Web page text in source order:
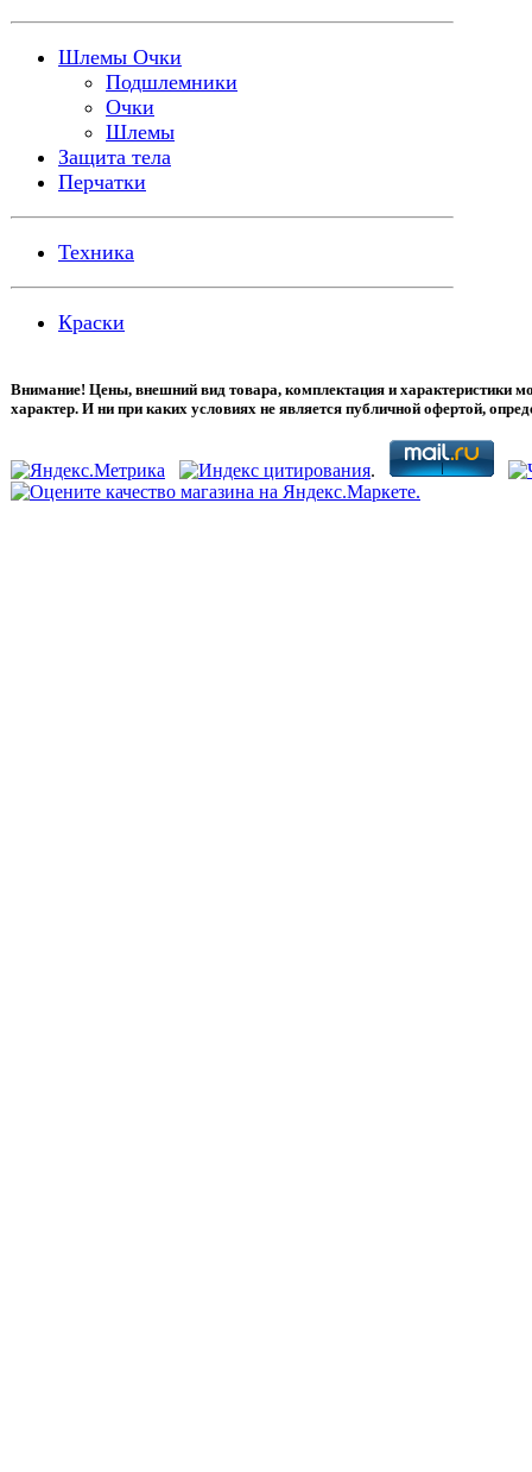
Шлемы Очки
Подшлемники
Очки
Шлемы
Защита тела
Перчатки
Техника
Краски
Внимание! Цены, внешний вид товара, комплектация и характеристики
характер. И ни при каких условиях не является публичной офертой,
.